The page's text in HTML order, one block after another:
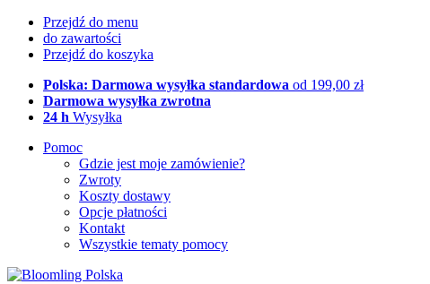
Przejdź do menu
do zawartości
Przejdź do koszyka
Polska: Darmowa wysyłka standardowa od 199,00 zł
Darmowa wysyłka zwrotna
24 h Wysyłka
Pomoc
Gdzie jest moje zamówienie?
Zwroty
Koszty dostawy
Opcje płatności
Kontakt
Wszystkie tematy pomocy